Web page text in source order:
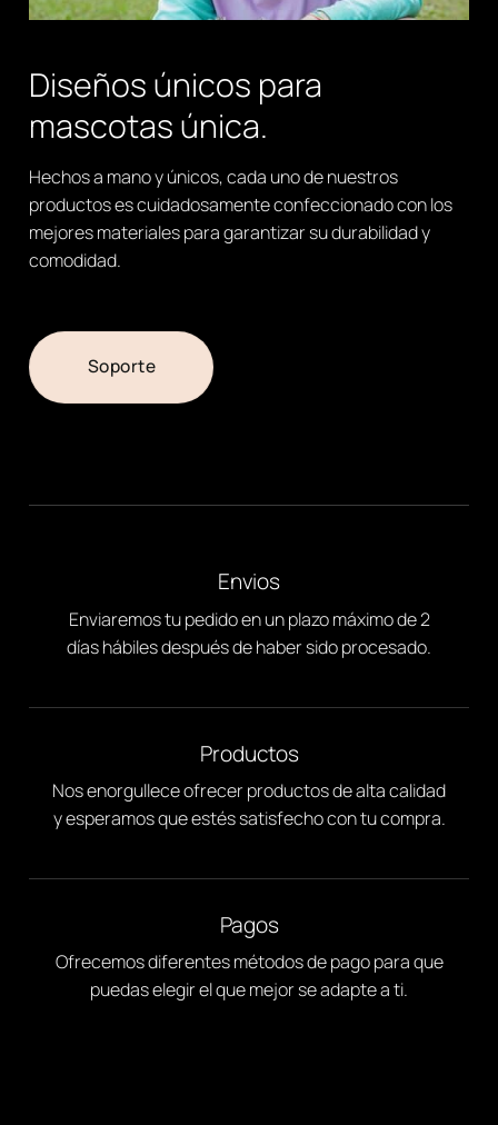
Diseños únicos para
mascotas única.
Hechos a mano y únicos, cada uno de nuestros
productos es cuidadosamente confeccionado con los
mejores materiales para garantizar su durabilidad y
comodidad.
Soporte
Envios
Enviaremos tu pedido en un plazo máximo de 2
días hábiles después de haber sido procesado.
Productos
Nos enorgullece ofrecer productos de alta calidad
y esperamos que estés satisfecho con tu compra.
Pagos
Ofrecemos diferentes métodos de pago para que
puedas elegir el que mejor se adapte a ti.